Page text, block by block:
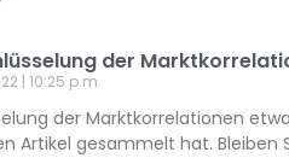
der
10:25 p.m.
der Marktkorrelationen
Artikel gesammelt hat. Bleiben